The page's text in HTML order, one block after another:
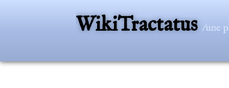
WikiTractatus /une